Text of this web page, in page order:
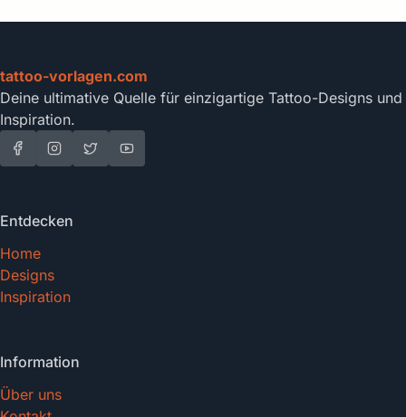
tattoo-vorlagen.com
Deine ultimative Quelle für einzigartige Tattoo-Designs und
Inspiration.
Entdecken
Home
Designs
Inspiration
Information
Über uns